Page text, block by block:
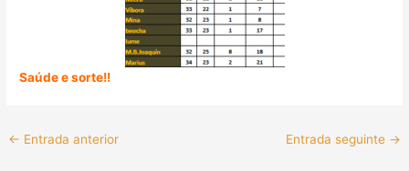
Saúde e sorte!!
← Entrada anterior Entrada seguinte →